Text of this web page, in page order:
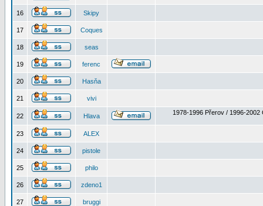
16 Skipy
17 Coques
18 seas
19 ferenc
20 Hasňa
21 vivi
22 Hlava 1978-1996 Přerov / 1996-2002
23 ALEX
24 pistole
25 philo
26 zdeno1
27 bruggi